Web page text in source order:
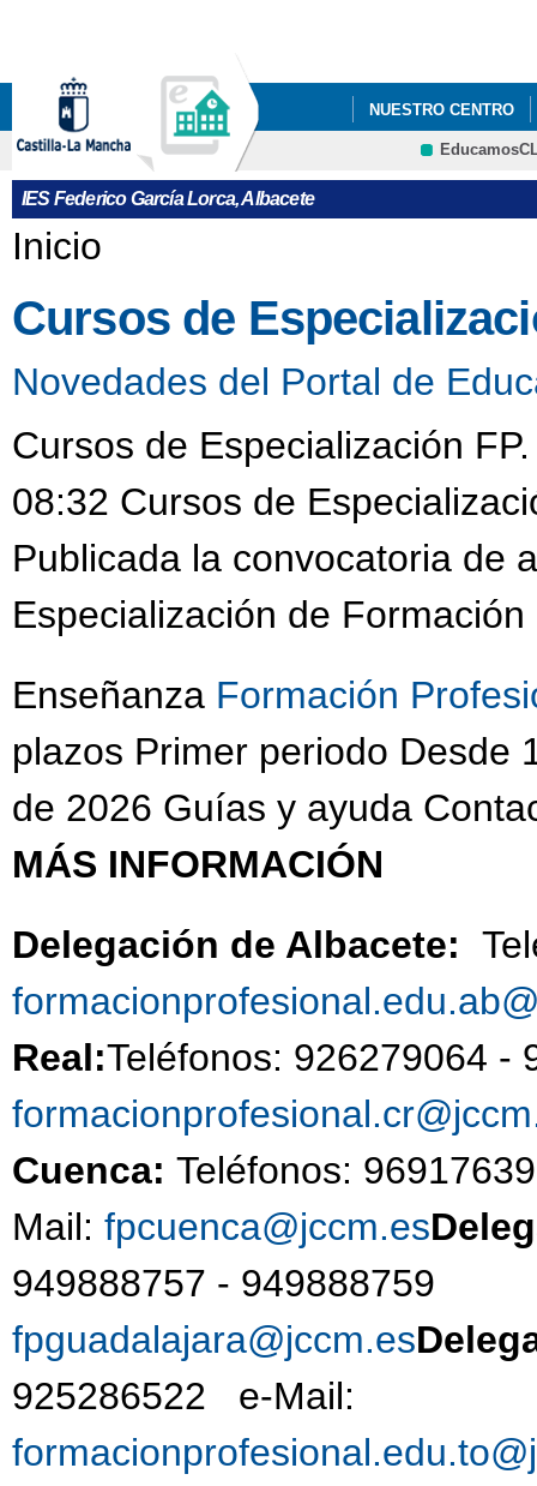
NUESTRO CENTRO
DEPARTAMENTOS
IES Federico García Lorca, Albacete
Se encuentra usted aquí
Inicio
Cursos de
Novedades del Portal de
Cursos de Especialización
08:32 Cursos de
Publicada la convocatoria de
Especialización de
Enseñanza Formación
plazos Primer periodo Desde
de 2026 Guías y ayuda
MÁS INFORMACIÓN
Delegación de Albacete:
Real:Teléfonos:
Cuenca: Teléfonos:
Mail: fpcuenca@jccm.es
949888757 -
fpguadalajara@jccm.es
925286522 e-Mail: